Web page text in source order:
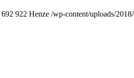
692 922 Henze /wp-content/uploads/